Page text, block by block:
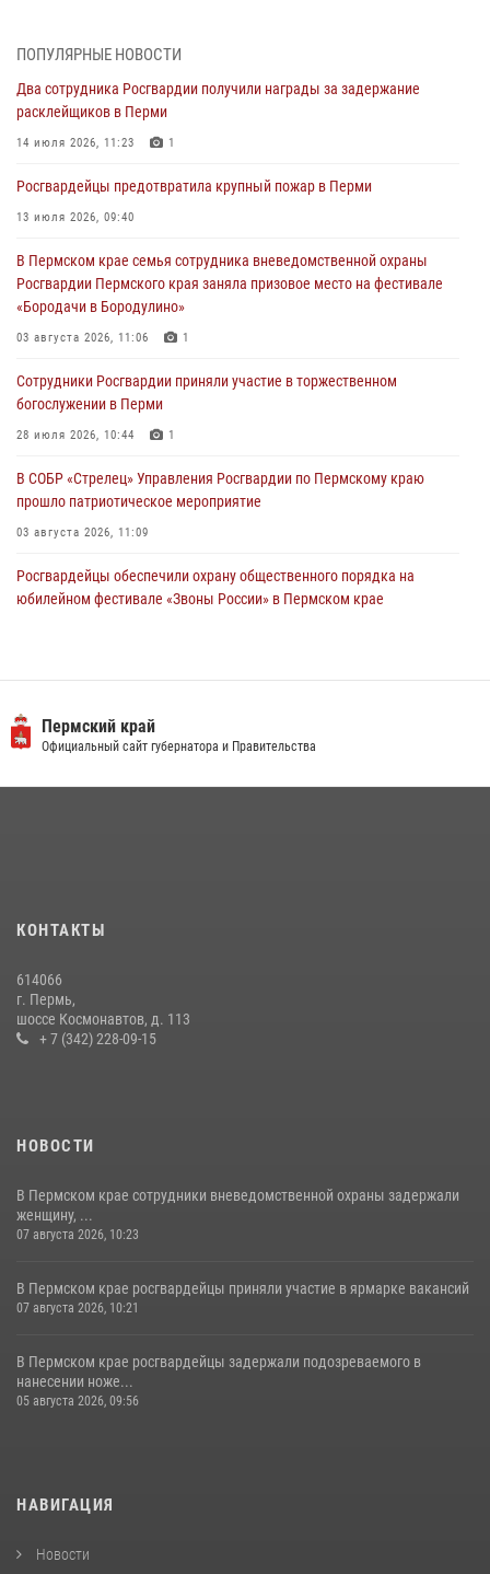
юных спортсменов
03 августа 2026, 10:59
30 июля 2026, 05:19
богослужении в Перми
28 июля 2026, 10:44
Росгвардейцы оказали силовую поддержку при задержании
28 июля 2026, 06:15
ПОПУЛЯРНЫЕ НОВОСТИ
Два сотрудника Росгвардии получили награды за задержание
расклейщиков в Перми
14 июля 2026, 11:23 1
Росгвардейцы предотвратила крупный пожар в Перми
13 июля 2026, 09:40
В Пермском крае семья сотрудника вневедомственной охраны
Росгвардии Пермского края заняла призовое место на фестивале
«Бородачи в Бородулино»
03 августа 2026, 11:06 1
Сотрудники Росгвардии приняли участие в торжественном
богослужении в Перми
28 июля 2026, 10:44 1
В СОБР «Стрелец» Управления Росгвардии по Пермскому краю
прошло патриотическое мероприятие
03 августа 2026, 11:09
Росгвардейцы обеспечили охрану общественного порядка на
юбилейном фестивале «Звоны России» в Пермском крае
ветеринарно-санитарной службы с годовщиной образования
13 июля 2026, 10:43
30 июля 2026, 05:19
17 июля 2026, 10:34
Пермский край
Официальный сайт губернатора и Правительства
КОНТАКТЫ
614066
г. Пермь,
шоссе Космонавтов, д. 113
+ 7 (342) 228-09-15
НОВОСТИ
В Пермском крае сотрудники вневедомственной охраны задержали
женщину, ...
07 августа 2026, 10:23
В Пермском крае росгвардейцы приняли участие в ярмарке вакансий
07 августа 2026, 10:21
В Пермском крае росгвардейцы задержали подозреваемого в
нанесении ноже...
05 августа 2026, 09:56
НАВИГАЦИЯ
Новости